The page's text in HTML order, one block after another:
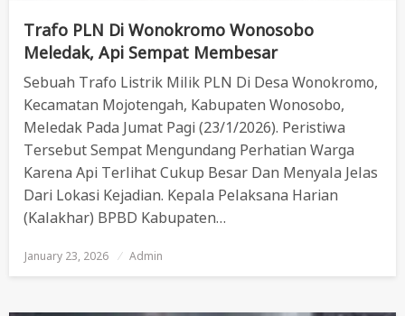
Trafo PLN Di Wonokromo Wonosobo
Meledak, Api Sempat Membesar
Sebuah Trafo Listrik Milik PLN Di Desa Wonokromo,
Kecamatan Mojotengah, Kabupaten Wonosobo,
Meledak Pada Jumat Pagi (23/1/2026). Peristiwa
Tersebut Sempat Mengundang Perhatian Warga
Karena Api Terlihat Cukup Besar Dan Menyala Jelas
Dari Lokasi Kejadian. Kepala Pelaksana Harian
(Kalakhar) BPBD Kabupaten…
Posted
January 23, 2026 Admin